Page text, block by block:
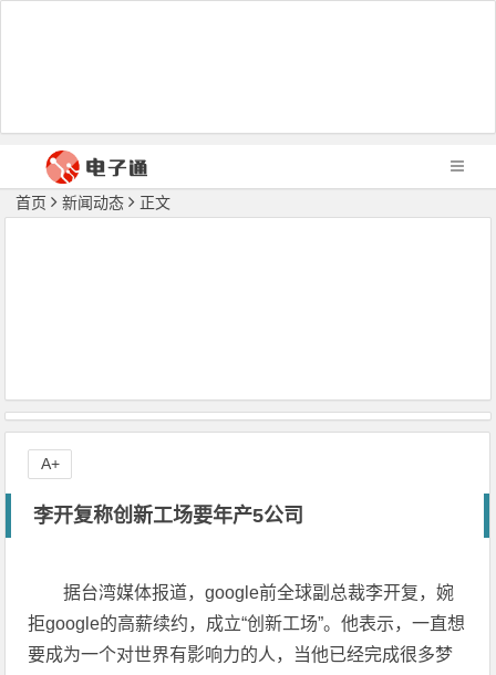
首页 新闻动态 正文
李开复称创新工场要年产5公司
据台湾媒体报道，google前全球副总裁李开复，婉
拒google的高薪续约，成立“创新工场”。他表示，一直想
要成为一个对世界有影响力的人，当他已经完成很多梦
A+